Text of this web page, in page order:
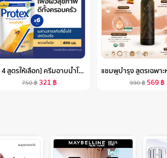
[มี 4 สูตรให้เลือก] ครีมอาบน้ำโพรเทคส์ 400 มล. ช่วยลดการสะสมของแบคทีเรีย ถุงเติม 6 ถุง (ครีมอาบน้ำ) PROTEX SHOWER CREAM 400ML TOTAL 6 PACKS (SHOWER CREAM)
750฿ 321 ฿ 990฿ 569฿